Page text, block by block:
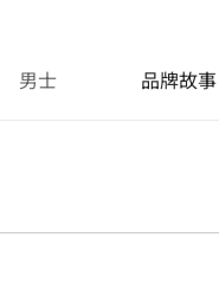
男士 品牌故事